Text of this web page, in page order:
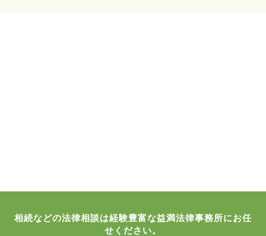
相続などの法律相談は経験豊富な益満法律事務所にお任
せください。